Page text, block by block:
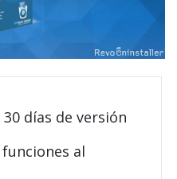
30 días de versión
al